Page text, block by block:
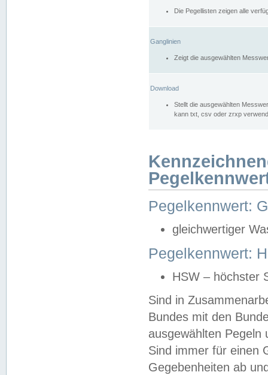
Die Pegellisten zeigen alle
Ganglinien
Zeigt die ausgewählten
Download
Stellt die ausgewählten
kann txt, csv oder zrxp
Pegelkennwert:
gleichwertiger
Pegelkennwert:
HSW – höchster
Sind in
Bundes mit den
ausgewählten
Sind immer für einen
Gegebenheiten ab